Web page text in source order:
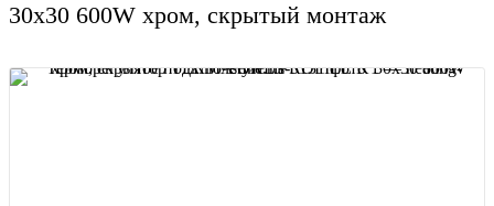
30x30 600W хром, скрытый монтаж